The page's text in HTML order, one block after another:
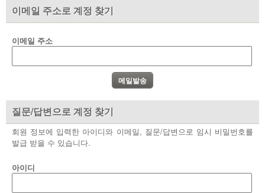
이메일 주소로 계정 찾기
이메일 주소
질문/답변으로 계정 찾기
회원 정보에 입력한 아이디와 이메일, 질문/답변으로 임시 비밀번호를
발급 받을 수 있습니다.
아이디
- 게시판 상담
- 바로보기
- 찾아보기
- 전국 노동상담소 안내
자료
부설기관